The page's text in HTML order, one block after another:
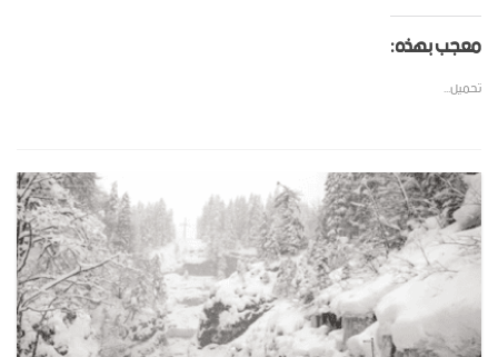
معجب بهذه:
تحميل...